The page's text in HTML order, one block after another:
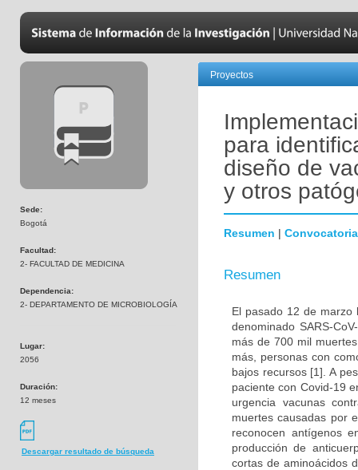
Sede:
Bogotá
Facultad:
2- FACULTAD DE MEDICINA
Dependencia:
2- DEPARTAMENTO DE MICROBIOLOGÍA
Lugar:
2056
Duración:
12 meses
Descargar resultado de búsqueda
Proyectos
para
diseño de
y otros
Resumen | Convocatoria
Resumen
El pasado 12 de marzo
denominado SARS-
más de 700 mil
más, personas con
bajos recursos [1]. A
paciente con Covid-19
urgencia vacunas
muertes causadas por
reconocen antígenos
producción de
cortas de aminoácidos